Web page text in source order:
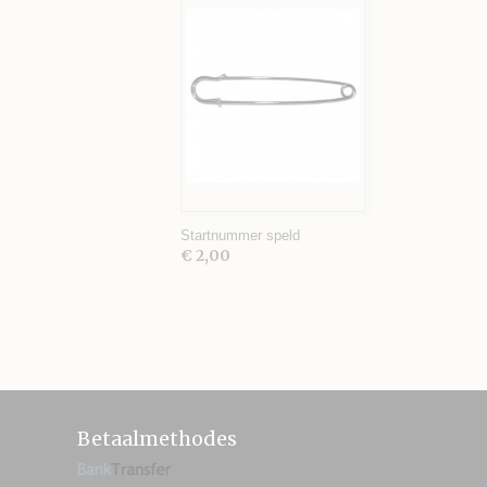
Startnummer speld
€ 2,00
Betaalmethodes